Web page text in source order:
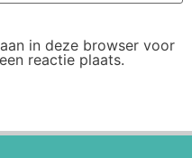
in deze browser voor
reactie plaats.